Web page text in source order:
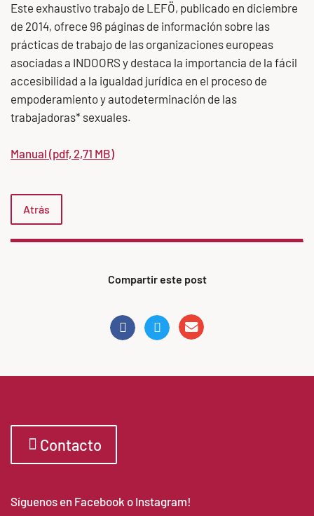
Este exhaustivo trabajo de LEFÖ, publicado en diciembre
de 2014, ofrece 96 páginas de información sobre las
prácticas de trabajo de las organizaciones europeas
asociadas a INDOORS y destaca la importancia de la fácil
accesibilidad a la igualdad jurídica en el proceso de
empoderamiento y autodeterminación de las
trabajadoras* sexuales.
Manual (pdf, 2,71 MB)
Atrás
Compartir este post
Contacto
Síguenos en Facebook o Instagram!